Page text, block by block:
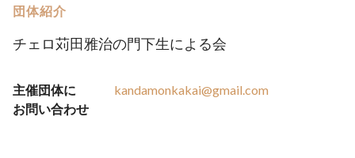
団体紹介
チェロ苅田雅治の門下生による会
主催団体に
お問い合わせ
kandamonkakai@gmail.com